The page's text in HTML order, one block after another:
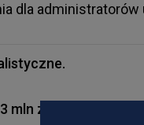
dla
mln zł